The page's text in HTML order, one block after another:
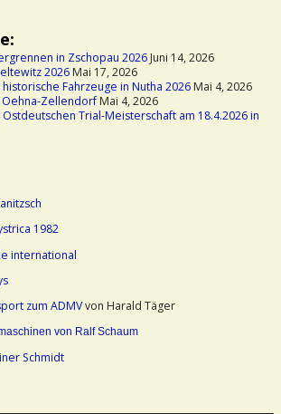
in Zschopau 2026Juni 14, 2026
2026Mai 17, 2026
Fahrzeuge in Nutha 2026Mai 4, 2026
Oehna-ZellendorfMai 4, 2026
Trial-Meisterschaft am 18.4.2026 in
1982
international
zum ADMVvon Harald Täger
von Ralf Schaum
Schmidt